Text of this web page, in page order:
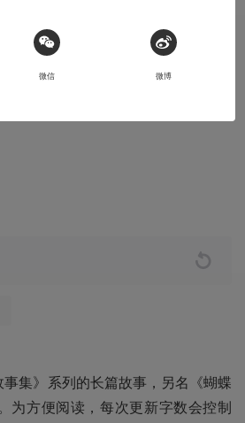
（31）
集》系列的长篇故事，另名《蝴蝶
为方便阅读，每次更新字数会控制
微信 微博